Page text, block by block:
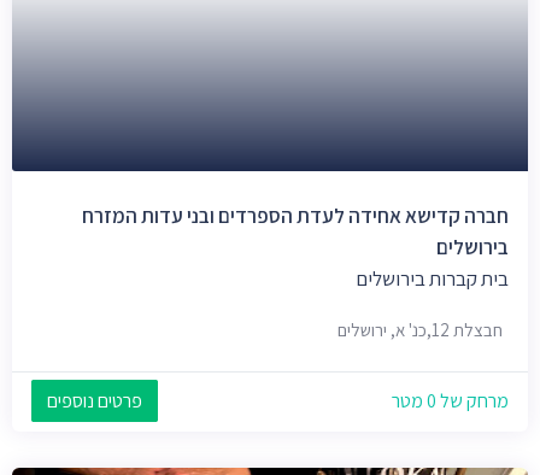
חברה קדישא אחידה לעדת הספרדים ובני עדות המזרח
בירושלים
בית קברות בירושלים
חבצלת 12,כנ' א, ירושלים
מרחק של 0 מטר פרטים נוספים